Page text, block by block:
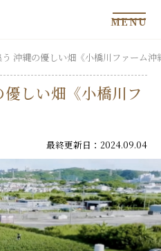
MENU
沖縄の優しい畑《小橋川ファーム沖
しい畑《小橋川フ
最終更新日：2024.09.04